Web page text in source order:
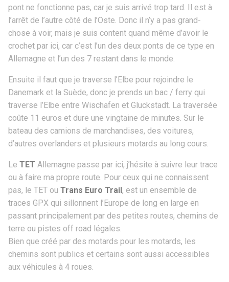
pont ne fonctionne pas, car je suis arrivé trop tard. Il est à
l’arrêt de l’autre côté de l’Oste. Donc il n’y a pas grand-
chose à voir, mais je suis content quand même d’avoir le
crochet par ici, car c’est l’un des deux ponts de ce type en
Allemagne et l’un des 7 restant dans le monde.
Ensuite il faut que je traverse l’Elbe pour rejoindre le
Danemark et la Suède, donc je prends un bac / ferry qui
traverse l’Elbe entre Wischafen et Gluckstadt. La traversée
coûte 11 euros et dure une vingtaine de minutes. Sur le
bateau des camions de marchandises, des voitures,
d’autres overlanders et plusieurs motards au long cours.
Le TET Allemagne passe par ici, j’hésite à suivre leur trace
ou à faire ma propre route. Pour ceux qui ne connaissent
pas, le TET ou Trans Euro Trail, est un ensemble de
traces GPX qui sillonnent l’Europe de long en large en
passant principalement par des petites routes, chemins de
terre ou pistes off road légales.
Bien que créé par des motards pour les motards, les
chemins sont publics et certains sont aussi accessibles
aux véhicules à 4 roues.